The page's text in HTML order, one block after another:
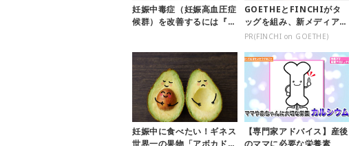
妊娠中毒症（妊娠高血圧症
候群）を改善するには『鯉
GOETHEとFINCHIがタ
ッグを組み、新メディアを
創設
PR(FINCHI on GOETHE)
妊娠中に食べたい！ギネス
世界一の果物「アボカド」
【専門家アドバイス】産後
のママに必要な栄養素